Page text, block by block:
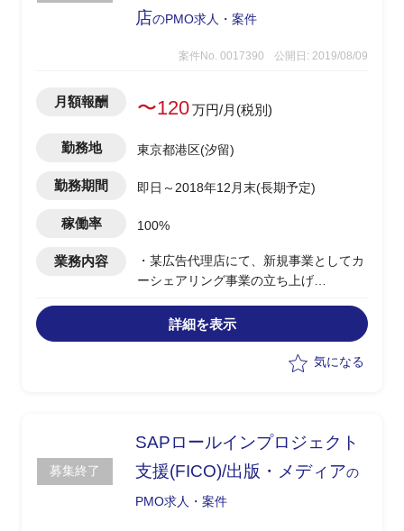
店のPMO求人・案件
案件No. 0017390 公開日: 2019/08/09
月額報酬 〜120万円/月(税別)
勤務地 東京都港区(汐留)
勤務期間 即日～2018年12月末(長期予定)
稼働率 100%
業務内容
・某広告代理店にて、新規事業としてカ
ーシェアリング事業の立ち上げ
進、ベンダーマネジメントを担当
－業務要件定義、業務フローの作成、更
－発注会社としての開発会社のマネジメ
ント支援全般
詳細を表示
気になる
募集終了
SAPロールインプロジェクト
支援(FICO)/出版・メディアの
PMO求人・案件